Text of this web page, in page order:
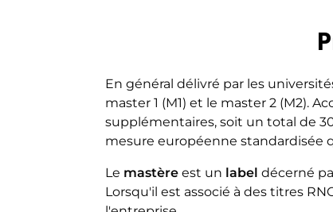
En général délivré par les
master 1 (M1) et le master 2 (M2).
supplémentaires, soit un total de
mesure européenne standardisée
Le mastère est un label décerné
Lorsqu'il est associé à des titres